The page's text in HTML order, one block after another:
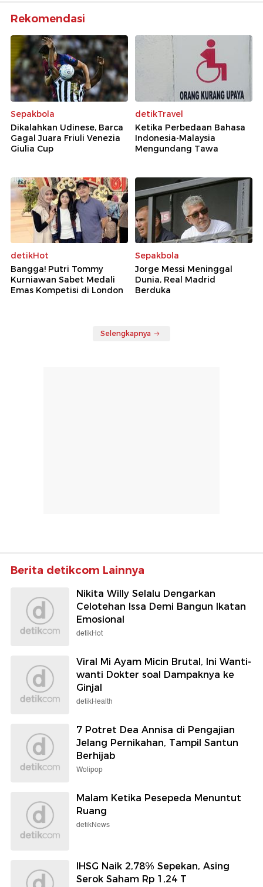
Rekomendasi
Sepakbola
Dikalahkan Udinese, Barca
Gagal Juara Friuli Venezia
Giulia Cup
detikTravel
Ketika Perbedaan Bahasa
Indonesia-Malaysia
Mengundang Tawa
detikHot
Bangga! Putri Tommy
Kurniawan Sabet Medali
Emas Kompetisi di London
Sepakbola
Jorge Messi Meninggal
Dunia, Real Madrid
Berduka
Selengkapnya
Berita detikcom Lainnya
Nikita Willy Selalu Dengarkan
Celotehan Issa Demi Bangun Ikatan
Emosional
detikHot
Viral Mi Ayam Micin Brutal, Ini Wanti-
wanti Dokter soal Dampaknya ke
Ginjal
detikHealth
7 Potret Dea Annisa di Pengajian
Jelang Pernikahan, Tampil Santun
Berhijab
Wolipop
Malam Ketika Pesepeda Menuntut
Ruang
detikNews
IHSG Naik 2,78% Sepekan, Asing
Serok Saham Rp 1,24 T